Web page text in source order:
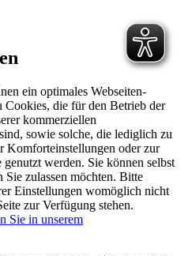
ein optimales Webseiten-
Cookies, die für den Betrieb der
kommerziellen
sowie solche, die lediglich zu
Komforteinstellungen oder zur
werden. Sie können selbst
Sie zulassen möchten. Bitte
Einstellungen womöglich nicht
zur Verfügung stehen.
Sie in unserem